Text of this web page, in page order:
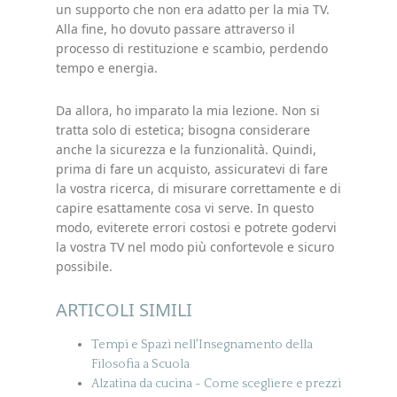
un supporto che non era adatto per la mia TV.
Alla fine, ho dovuto passare attraverso il
processo di restituzione e scambio, perdendo
tempo e energia.
Da allora, ho imparato la mia lezione. Non si
tratta solo di estetica; bisogna considerare
anche la sicurezza e la funzionalità. Quindi,
prima di fare un acquisto, assicuratevi di fare
la vostra ricerca, di misurare correttamente e di
capire esattamente cosa vi serve. In questo
modo, eviterete errori costosi e potrete godervi
la vostra TV nel modo più confortevole e sicuro
possibile.
ARTICOLI SIMILI
Tempi e Spazi nell'Insegnamento della
Filosofia a Scuola
Alzatina da cucina - Come scegliere e prezzi